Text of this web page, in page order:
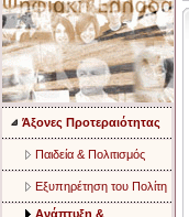
Άξονες Προτεραιότητας
Παιδεία & Πολιτισμός
Eξυπηρέτηση του Πολίτη
Aνάπτυξη &